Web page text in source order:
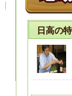
日高の